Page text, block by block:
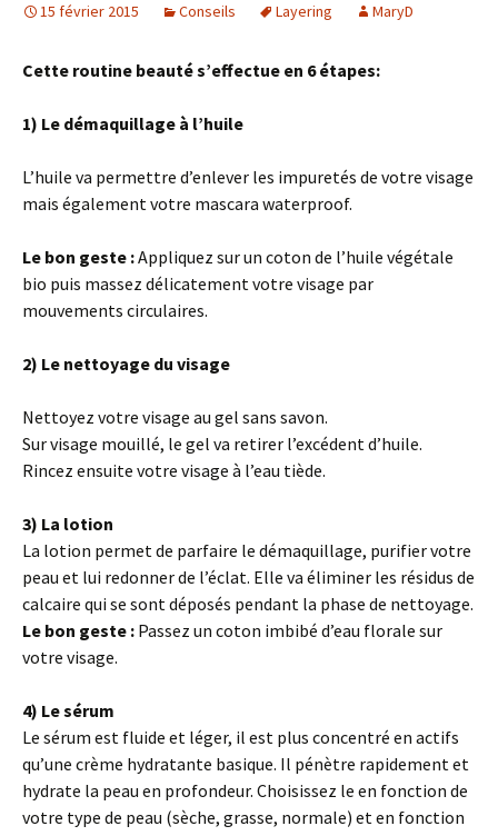
15 février 2015 Conseils Layering MaryD
Cette routine beauté s’effectue en 6 étapes:
1) Le démaquillage à l’huile
L’huile va permettre d’enlever les impuretés de votre visage
mais également votre mascara waterproof.
Le bon geste :Appliquez surun coton de l’huile végétale
bio puis massez délicatement votre visage par
mouvements circulaires.
2) Le nettoyage du visage
Nettoyez votre visage au gel sans savon.
Sur visage mouillé, le gel va retirer l’excédent d’huile.
Rincez ensuite votre visage à l’eau tiède.
3) La lotion
La lotion permet de parfaire le démaquillage, purifier votre
peau et lui redonner de l’éclat. Elle va éliminer les résidus de
calcaire qui se sont déposés pendant la phase de nettoyage.
Le bon geste : Passez un coton imbibé d’eau florale sur
votre visage.
4) Le sérum
Le sérum est fluide et léger, il est plus concentré en actifs
qu’une crème hydratante basique. Il pénètre rapidement et
hydrate la peau en profondeur. Choisissez le en fonction de
votre type de peau (sèche, grasse, normale) et en fonction